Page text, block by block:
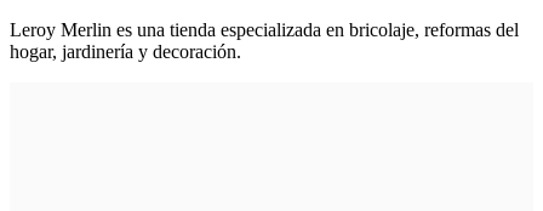
Leroy Merlin es una tienda especializada en bricolaje, reformas del
hogar, jardinería y decoración.